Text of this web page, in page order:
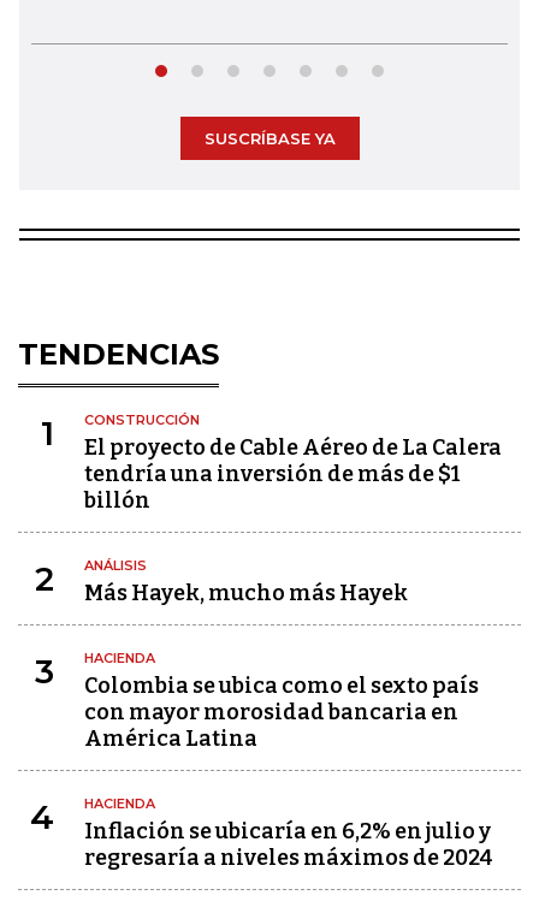
SUSCRÍBASE YA
TENDENCIAS
1 CONSTRUCCIÓN
El proyecto de Cable Aéreo de La Calera
tendría una inversión de más de $1
billón
2 ANÁLISIS
Más Hayek, mucho más Hayek
3 HACIENDA
Colombia se ubica como el sexto país
con mayor morosidad bancaria en
América Latina
4 HACIENDA
Inflación se ubicaría en 6,2% en julio y
regresaría a niveles máximos de 2024